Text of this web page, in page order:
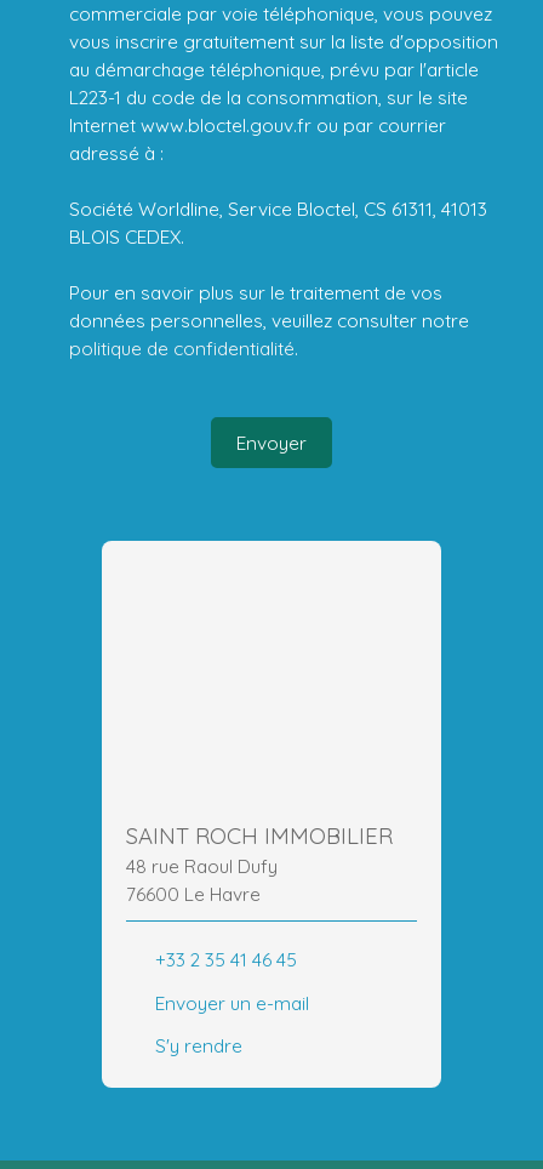
commerciale par voie téléphonique, vous pouvez
vous inscrire gratuitement sur la liste d'opposition
au démarchage téléphonique, prévu par l'article
L223-1 du code de la consommation, sur le site
Internet www.bloctel.gouv.fr ou par courrier
adressé à :
Société Worldline, Service Bloctel, CS 61311, 41013
BLOIS CEDEX.
Pour en savoir plus sur le traitement de vos
données personnelles, veuillez consulter notre
politique de confidentialité.
Envoyer
SAINT ROCH IMMOBILIER
48 rue Raoul Dufy
76600 Le Havre
+33 2 35 41 46 45
Envoyer un e-mail
S'y rendre